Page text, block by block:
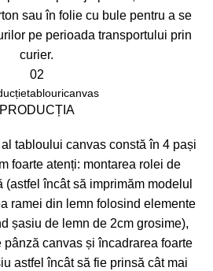
sau în folie cu bule pentru a se
pe perioada transportului prin
curier.
02
PRODUCȚIA
tabloului canvas constă în 4 pași
foarte atenți: montarea rolei de
încât să imprimăm modelul
ramei din lemn folosind elemente
șasiu de lemn de 2cm grosime),
canvas și încadrarea foarte
astfel încât să fie prinsă cât mai